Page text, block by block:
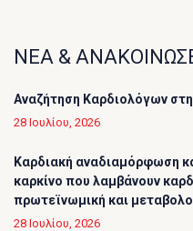
ΝΕΑ &
Αναζήτηση Καρδιολόγων
28 Ιουλίου, 2026
Καρδιακή αναδιαμόρφωση
καρκίνο που λαμβάνουν
πρωτεϊνωμική και
28 Ιουλίου, 2026